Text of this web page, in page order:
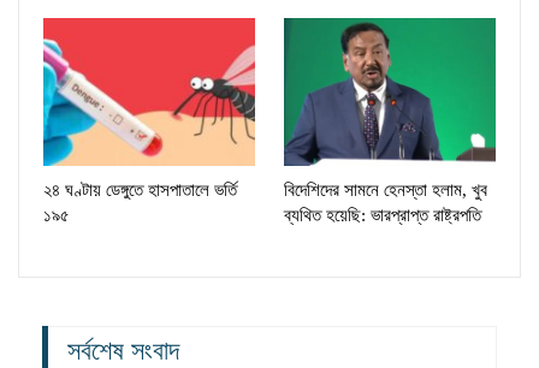
২৪ ঘণ্টায় ডেঙ্গুতে হাসপাতালে ভর্তি
১৯৫
বিদেশিদের সামনে হেনস্তা হলাম, খুব
ব্যথিত হয়েছি: ভারপ্রাপ্ত রাষ্ট্রপতি
সর্বশেষ সংবাদ